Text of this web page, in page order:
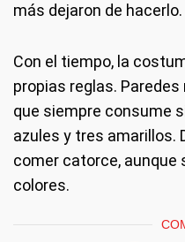
más dejaron de hacerlo.
Con el tiempo, la
propias reglas.
que siempre consume
azules y tres amarillos.
comer catorce, aunque
colores.